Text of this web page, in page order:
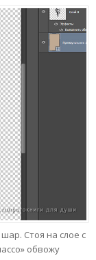
Стоя на слое с
обвожу